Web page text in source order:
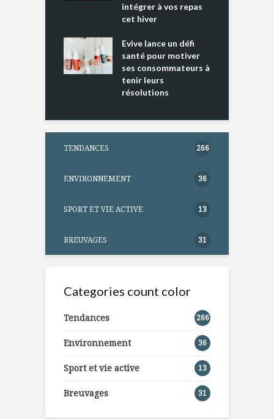
intégrer à vos repas
cet hiver
Evive lance un défi
santé pour motiver
ses consommateurs à
tenir leurs
résolutions
TENDANCES 266
ENVIRONNEMENT 36
SPORT ET VIE ACTIVE 13
BREUVAGES 31
Categories count color
Tendances 266
Environnement 36
Sport et vie active 13
Breuvages 31